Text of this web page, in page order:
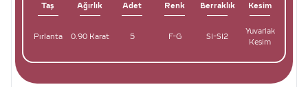
Taş Ağırlık Adet Renk Berraklık Kesim
Pırlanta 0.90 Karat 5 F-G SI-SI2
Yuvarlak
Kesim